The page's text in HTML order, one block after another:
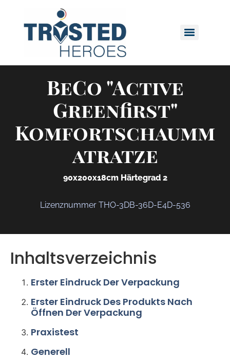
BeCo "Active
Greenfirst"
Komfortschaumm
atratze
90x200x18cm Härtegrad 2
Lizenznummer THO-3DB-36D-E4D-536
Inhaltsverzeichnis
Erster Eindruck Der Verpackung
Erster Eindruck Des Produkts Nach
Öffnen Der Verpackung
Praxistest
Generell